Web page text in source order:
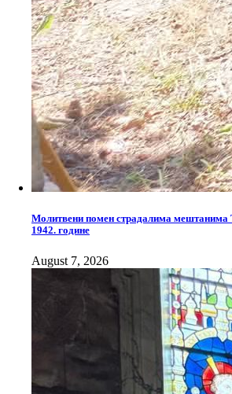
Молитвени помен страдалима мештанима
1942. године
August 7, 2026